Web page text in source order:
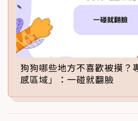
狗狗哪些地方不喜歡被摸？
感區域」：一碰就翻臉